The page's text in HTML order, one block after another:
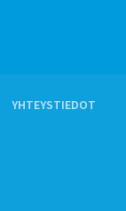
YHTEYSTIEDOT